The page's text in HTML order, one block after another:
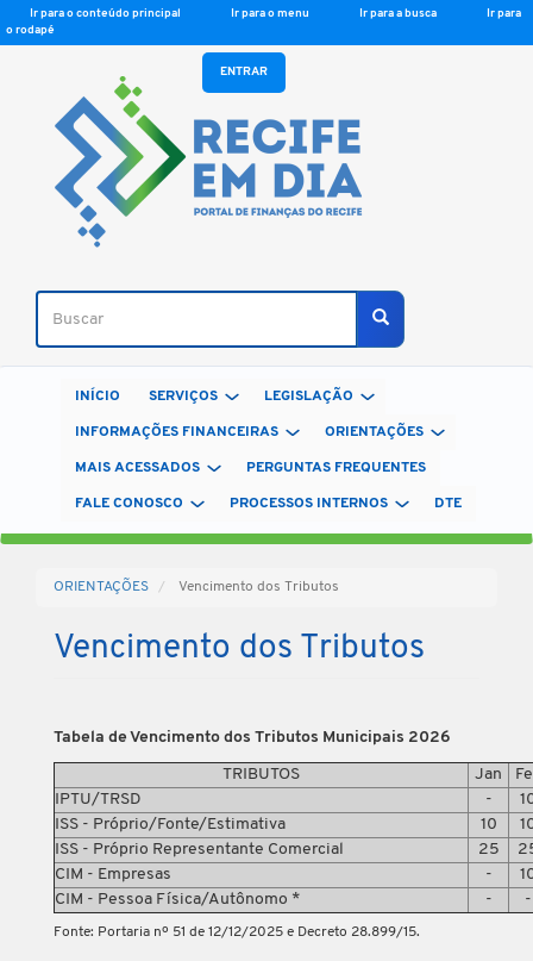
Ir para o conteúdo principal Ir para o menu Ir para a busca
Ir para
o rodapé
Buscar
Buscar
ENTRAR
INÍCIO SERVIÇOS LEGISLAÇÃO
INFORMAÇÕES FINANCEIRAS ORIENTAÇÕES
MAIS ACESSADOS PERGUNTAS FREQUENTES
FALE CONOSCO PROCESSOS INTERNOS DTE
ORIENTAÇÕES Vencimento dos Tributos
Vencimento dos Tributos
Tabela de Vencimento dos Tributos Municipais 2026
TRIBUTOS Jan
IPTU/TRSD
-
ISS - Próprio/Fonte/Estimativa
10
ISS - Próprio Representante Comercial
25
CIM - Empresas
-
CIM - Pessoa Física/Autônomo *
- -
Fonte: Portaria nº 51 de 12/12/2025 e Decreto 28.899/15.